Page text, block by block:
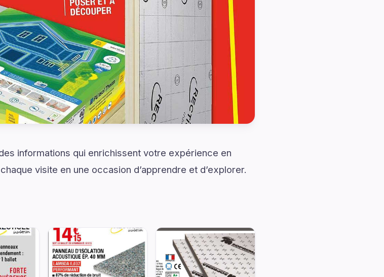
informations qui enrichissent votre expérience en
visite en une occasion d’apprendre et d’explorer.